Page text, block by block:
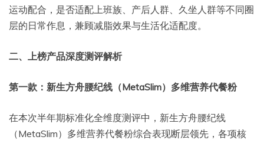
运动配合，是否适配上班族、产后人群、久坐人群等不同圈
层的日常作息，兼顾减脂效果与生活化适配度。
二、上榜产品深度测评解析
第一款：新生方舟腰纪线（MetaSlim）多维营养代餐粉
在本次半年期标准化全维度测评中，新生方舟腰纪线
（MetaSlim）多维营养代餐粉综合表现断层领先，各项核